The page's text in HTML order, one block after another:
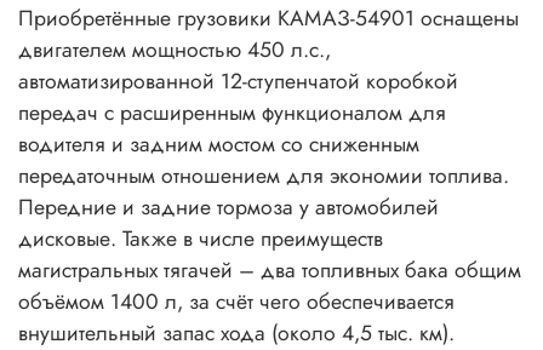
Приобретённые грузовики КАМАЗ-54901 оснащены
двигателем мощностью 450 л.с.,
автоматизированной 12-ступенчатой коробкой
передач с расширенным функционалом для
водителя и задним мостом со сниженным
передаточным отношением для экономии топлива.
Передние и задние тормоза у автомобилей
дисковые. Также в числе преимуществ
магистральных тягачей – два топливных бака общим
объёмом 1400 л, за счёт чего обеспечивается
внушительный запас хода (около 4,5 тыс. км).